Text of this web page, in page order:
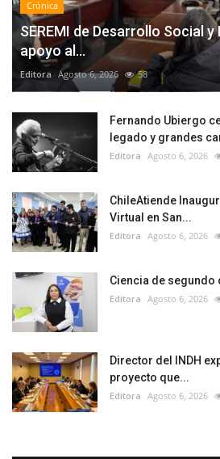
Crónica
SEREMI de Desarrollo Social
apoyo al...
Editora Agosto 6, 2026 58
Fernando Ubiergo
legado y grandes
Editora Agosto 6, 2026
ChileAtiende
Virtual en San...
Editora Agosto 6, 2026
Ciencia de segundo
Editora Agosto 6, 2026
Director del INDH
proyecto que...
Editora Agosto 6, 2026